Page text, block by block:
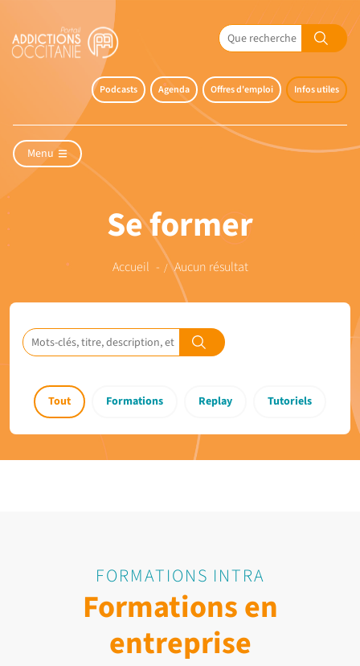
Podcasts Agenda Offres d'emploi Infos utiles
Menu
Se former
Accueil Aucun résultat
Tout Formations Replay Tutoriels
FORMATIONS INTRA
Formations en
entreprise